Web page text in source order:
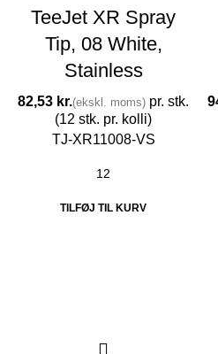
TeeJet XR Spray
Tip, 08 White,
Stainless
kr.
TJ-XR11008-VS
TILFØJ TIL KURV